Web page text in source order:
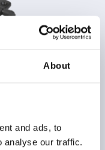
About
and ads, to
analyse our traffic.
de serrage